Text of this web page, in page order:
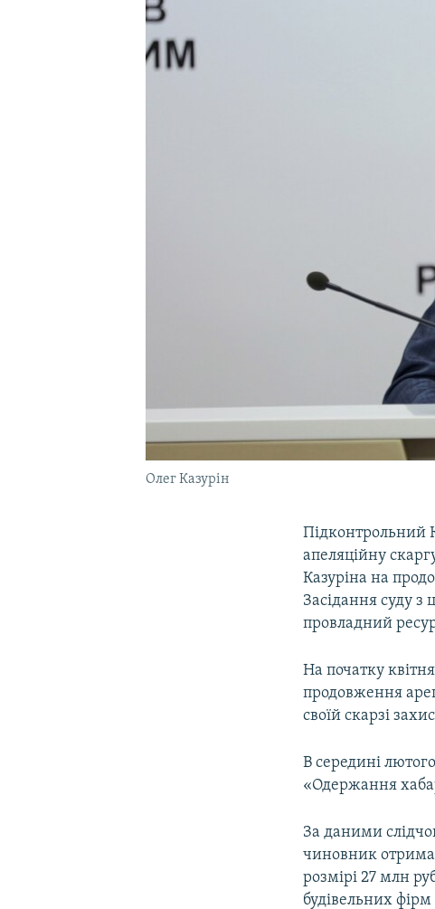
УКРАЇНСЬКА ПРОБЛЕМА КРИМУ
Олег Казурін
Підконтрольний
апеляційну
Казуріна на
Засідання суду з
провладний
На початку
продовження
своїй скарзі
В середині
«Одержання
За даними
чиновник
розмірі 27 млн
будівельних